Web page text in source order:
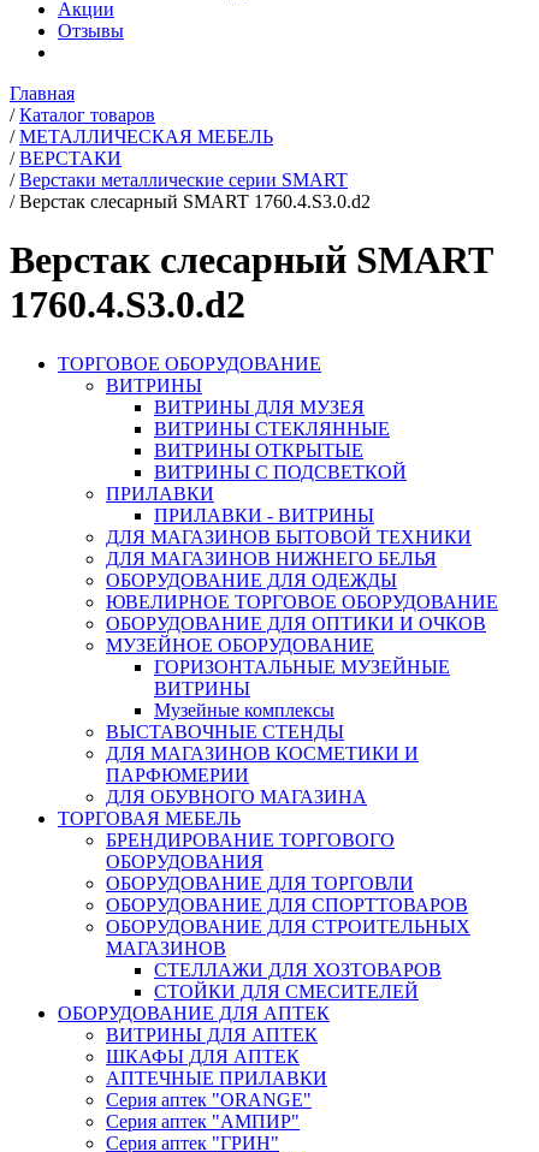
Акции
Отзывы
Главная
/ Каталог товаров
/ МЕТАЛЛИЧЕСКАЯ МЕБЕЛЬ
/ ВЕРСТАКИ
/ Верстаки металлические серии SMART
/ Верстак слесарный SMART 1760.4.S3.0.d2
Верстак слесарный SMART
1760.4.S3.0.d2
ТОРГОВОЕ ОБОРУДОВАНИЕ
ВИТРИНЫ
ВИТРИНЫ ДЛЯ МУЗЕЯ
ВИТРИНЫ СТЕКЛЯННЫЕ
ВИТРИНЫ ОТКРЫТЫЕ
ВИТРИНЫ С ПОДСВЕТКОЙ
ПРИЛАВКИ
ПРИЛАВКИ - ВИТРИНЫ
ДЛЯ МАГАЗИНОВ БЫТОВОЙ ТЕХНИКИ
ДЛЯ МАГАЗИНОВ НИЖНЕГО БЕЛЬЯ
ОБОРУДОВАНИЕ ДЛЯ ОДЕЖДЫ
ЮВЕЛИРНОЕ ТОРГОВОЕ ОБОРУДОВАНИЕ
ОБОРУДОВАНИЕ ДЛЯ ОПТИКИ И ОЧКОВ
МУЗЕЙНОЕ ОБОРУДОВАНИЕ
ГОРИЗОНТАЛЬНЫЕ МУЗЕЙНЫЕ
ВИТРИНЫ
Музейные комплексы
ВЫСТАВОЧНЫЕ СТЕНДЫ
ДЛЯ МАГАЗИНОВ КОСМЕТИКИ И
ПАРФЮМЕРИИ
ДЛЯ ОБУВНОГО МАГАЗИНА
ТОРГОВАЯ МЕБЕЛЬ
БРЕНДИРОВАНИЕ ТОРГОВОГО
ОБОРУДОВАНИЯ
ОБОРУДОВАНИЕ ДЛЯ ТОРГОВЛИ
ОБОРУДОВАНИЕ ДЛЯ СПОРТТОВАРОВ
ОБОРУДОВАНИЕ ДЛЯ СТРОИТЕЛЬНЫХ
МАГАЗИНОВ
СТЕЛЛАЖИ ДЛЯ ХОЗТОВАРОВ
СТОЙКИ ДЛЯ СМЕСИТЕЛЕЙ
ОБОРУДОВАНИЕ ДЛЯ АПТЕК
ВИТРИНЫ ДЛЯ АПТЕК
ШКАФЫ ДЛЯ АПТЕК
АПТЕЧНЫЕ ПРИЛАВКИ
Серия аптек "ORANGE"
Серия аптек "АМПИР"
Серия аптек "ГРИН"